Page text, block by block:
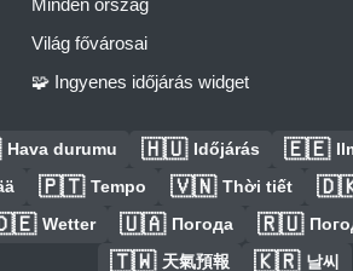
Minden ország
Világ fővárosai
🧩 Ingyenes időjárás widget
Hava durumu 🇭🇺 Időjárás 🇪🇪
🇵🇹 Tempo 🇻🇳 Thời tiết
Wetter 🇺🇦 Погода 🇷🇺
🇹🇼 天氣預報 🇰🇷 날씨